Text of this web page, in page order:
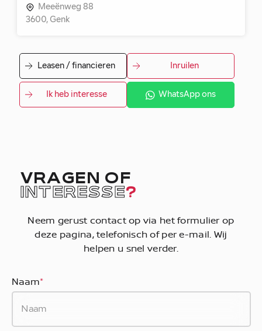
Meeënweg 88
3600, Genk
Leasen / financieren Inruilen
Ik heb interesse WhatsApp ons
VRAGEN OF
INTERESSE?
Neem gerust contact op via het formulier op
deze pagina, telefonisch of per e-mail. Wij
helpen u snel verder.
Naam*